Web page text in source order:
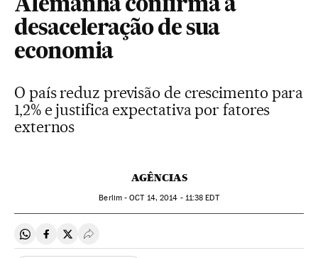
Alemanha confirma a
desaceleração de sua
economia
O país reduz previsão de crescimento para
1,2% e justifica expectativa por fatores
externos
AGÊNCIAS
Berlim -OCT14, 2014 - 11:38 EDT
Compartir en Whatsapp
Compartir en Facebook
Compartir en Twitter
Desplegar Redes Sociales